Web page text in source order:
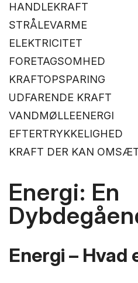
HANDLEKRAFT
STRÅLEVARME
ELEKTRICITET
FORETAGSOMHED
KRAFTOPSPARING
UDFARENDE KRAFT
VANDMØLLEENERGI
EFTERTRYKKELIGHED
KRAFT DER KAN
Energi: En
Energi – Hvad